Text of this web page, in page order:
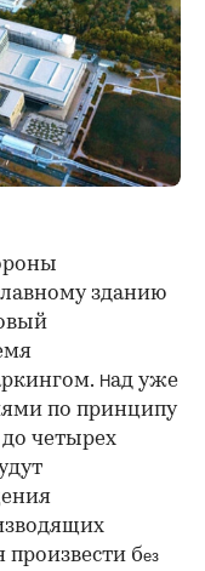
зданию
Над уже
по принципу
четырех
без